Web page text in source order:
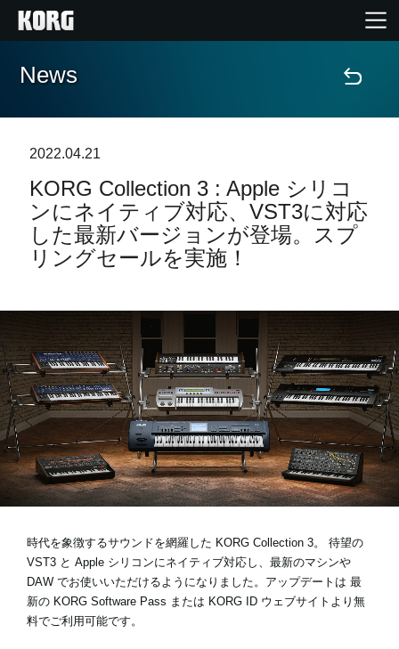
Home
Import Products
Features
Support
Store Locator
News
Location
About KORG
News
2022.04.21
KORG Collection 3 : Apple シリコ
ンにネイティブ対応、VST3に対応
した最新バージョンが登場。スプ
リングセールを実施！
時代を象徴するサウンドを網羅した KORG Collection 3。 待望の
VST3 と Apple シリコンにネイティブ対応し
、最新のマシンや
DAW でお使いいただけるようになりました。アップデートは 最
新の KORG Software Pass または KORG ID ウェブサイトより無
料でご利用可能です。